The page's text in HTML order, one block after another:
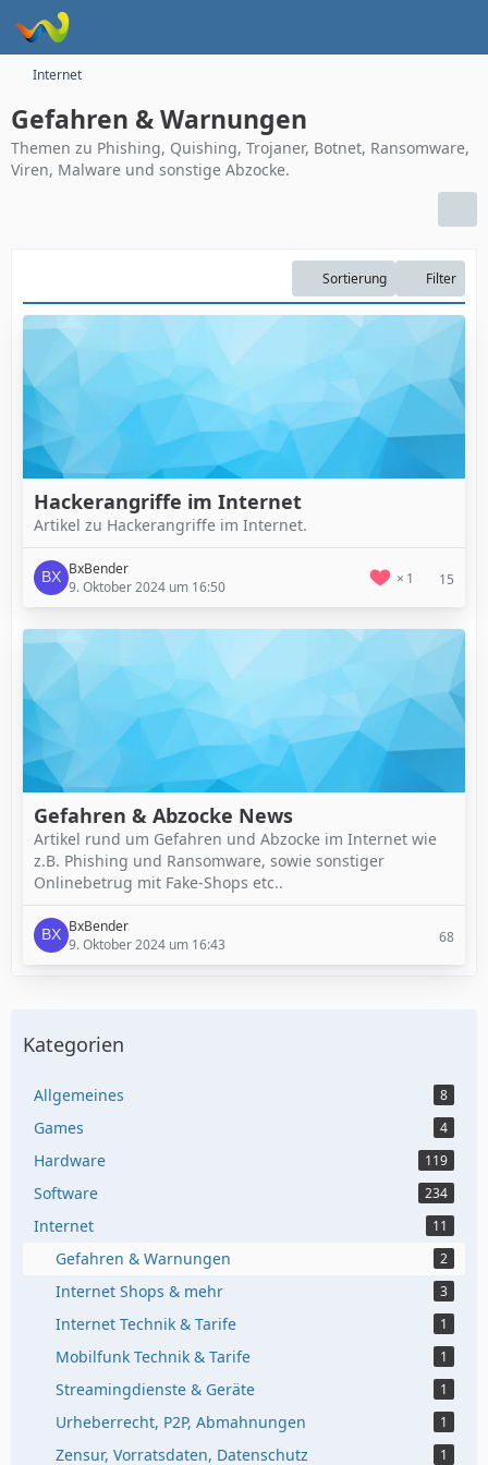
Internet
Gefahren & Warnungen
Themen zu Phishing, Quishing, Trojaner, Botnet, Ransomware,
Viren, Malware und sonstige Abzocke.
Sortierung Filter
Hackerangriffe im Internet
Artikel zu Hackerangriffe im Internet.
BxBender
9. Oktober 2024 um 16:50
1 15
Gefahren & Abzocke News
Artikel rund um Gefahren und Abzocke im Internet wie
z.B. Phishing und Ransomware, sowie sonstiger
Onlinebetrug mit Fake-Shops etc..
BxBender
9. Oktober 2024 um 16:43
68
Kategorien
Allgemeines 8
Games 4
Hardware 119
Software 234
Internet 11
Gefahren & Warnungen 2
Internet Shops & mehr 3
Internet Technik & Tarife 1
Mobilfunk Technik & Tarife 1
Streamingdienste & Geräte 1
Urheberrecht, P2P, Abmahnungen 1
Zensur, Vorratsdaten, Datenschutz 1